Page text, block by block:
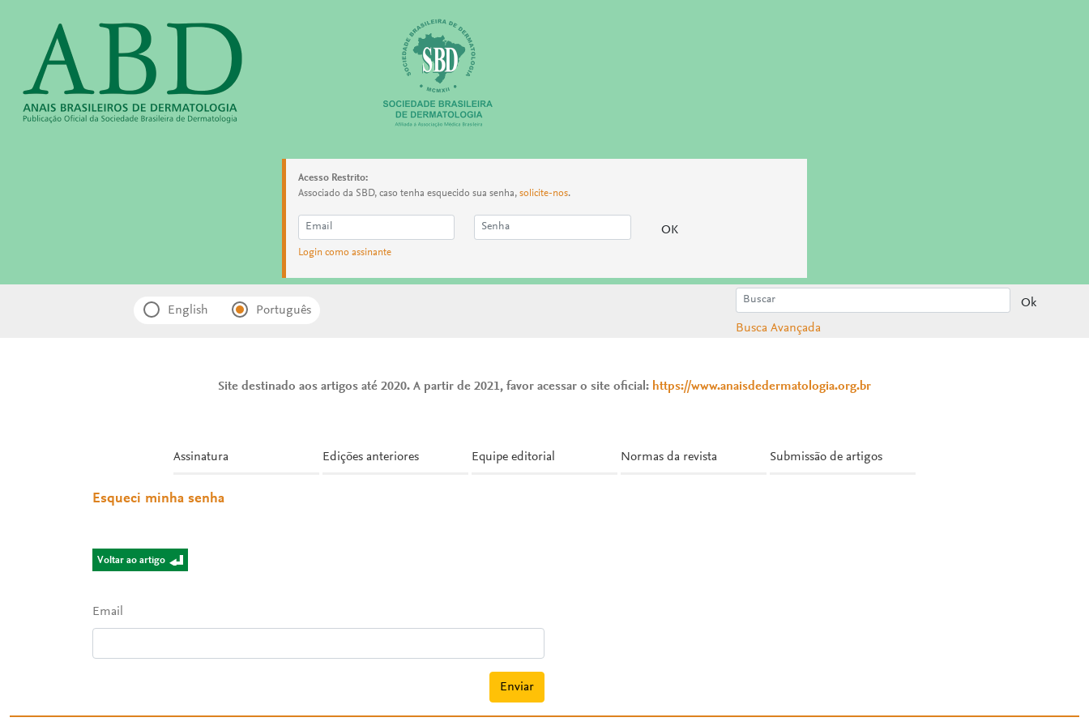
Acesso Restrito:
Associado da SBD, caso tenha esquecido sua senha, solicite-nos.
Login como assinante
English Português
Ok
Busca Avançada
Site destinado aos artigos até 2020. A partir de 2021, favor acessar o site oficial: https://www.anaisdedermatologia.org.br
Assinatura Edições anteriores Equipe editorial Normas da revista Submissão de artigos
Esqueci minha senha
Voltar ao artigo
Email